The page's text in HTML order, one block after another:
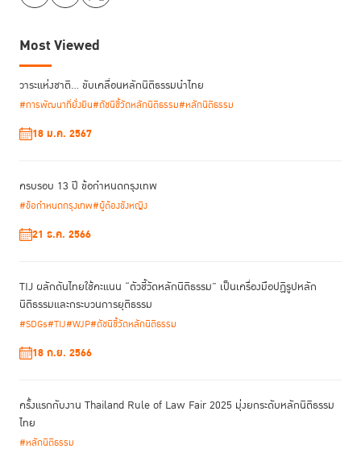
Most Viewed
วาระแห่งชาติ… ขับเคลื่อนหลักนิติธรรมนำไทย
#การพัฒนาที่ยั่งยืน#ดัชนีชี้วัดหลักนิติธรรม#หลักนิติธรรม
18 ม.ค. 2567
ครบรอบ 13 ปี ข้อกำหนดกรุงเทพ
#ข้อกำหนดกรุงเทพ#ผู้ต้องขังหญิง
21 ธ.ค. 2566
TIJ ผลักดันไทยใช้คะแนน “ตัวชี้วัดหลักนิติธรรม” เป็นเครื่องมือปฏิรูปหลัก
นิติธรรมและกระบวนการยุติธรรม
#SDGs#TIJ#WJP#ดัชนีชี้วัดหลักนิติธรรม
18 ก.ย. 2566
ครั้งแรกกับงาน Thailand Rule of Law Fair 2025 มุ่งยกระดับหลักนิติธรรม
ไทย
#หลักนิติธรรม